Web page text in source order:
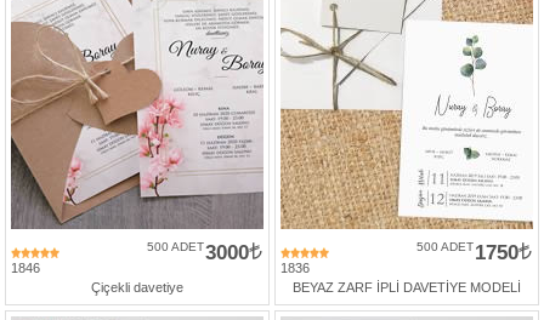
1846
3000
500 ADET
Çiçekli davetiye
1836
1750
500 ADET
BEYAZ ZARF İPLİ DAVETİYE MODELİ